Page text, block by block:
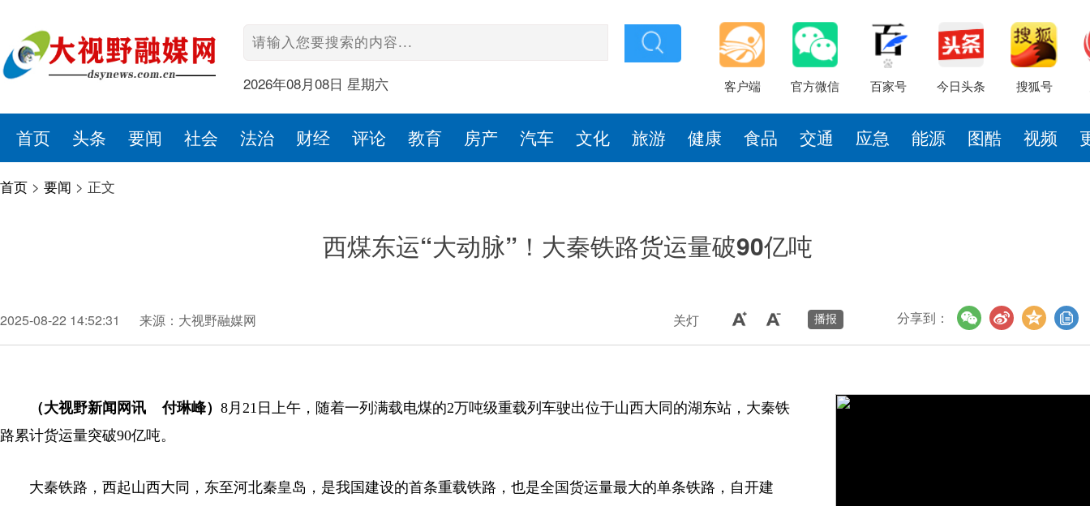
2026年08月08日 星期六 客户端 官方微信 百家号 今日头条 搜狐号
首页 头条 要闻 社会 法治 财经 评论 教育 房产 汽车 文化 旅游 健康 食品 交通 应急 能源 图酷 视频
首页 > 要闻 > 正文
西煤东运“大动脉”！大秦铁路货运量破90亿吨
2025-08-22 14:52:31 来源：大视野融媒网 关灯 分享到：
（大视野新闻网讯 付琳峰） 8月21日上午，随着一列满载电煤的2万吨级重载列车驶出位于山西大同的湖东站，大秦铁
路累计货运量突破90亿吨。
大秦铁路，西起山西大同，东至河北秦皇岛，是我国建设的首条重载铁路，也是全国货运量最大的单条铁路，自开建